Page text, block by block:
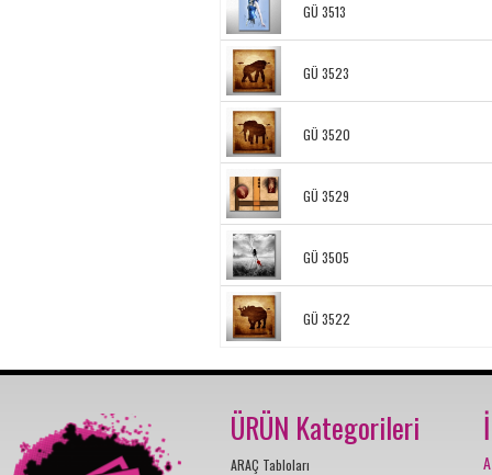
GÜ 3513
GÜ 3523
GÜ 3520
GÜ 3529
GÜ 3505
GÜ 3522
ÜRÜN Kategorileri
ARAÇ Tabloları